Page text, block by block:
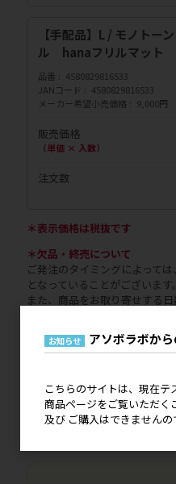
【手配品】L / モノト
ル hanaフリルマット
品番
4580829816533
JANコード
4580829816533
メーカー希望小売価格
9,000円
販売価格
（単価 × 入数）
注文数
＊表示価格は税抜です
＊欠品・終売について
ご発注のタイミングによって
となっていることがございます。
また、商品をお取り寄せする
▶取扱申請書の提出が必要な
一部のメーカー・ブランドに
「取扱申請書」の提出をお願
ご不明な場合は、営業担当ま
＊当サイト内の文章・画像等
お知らせ アソボラボか
こちらのサイトは、現在テ
商品ページをご覧いただく
及び ご購入はできませんの